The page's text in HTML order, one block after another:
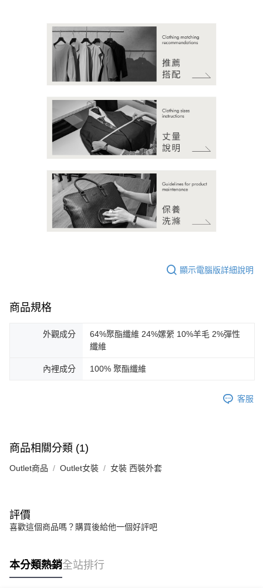
顯示電腦版詳細說明
商品規格
外觀成分
64%聚酯纖維 24%嫘縈 10%羊毛 2%彈性
纖維
內裡成分 100% 聚酯纖維
客服
商品相關分類 (1)
Outlet商品 Outlet女裝 女裝 西裝外套
評價
喜歡這個商品嗎？購買後給他一個好評吧
本分類熱銷全站排行